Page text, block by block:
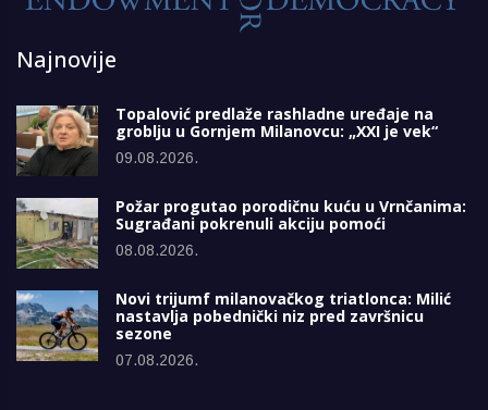
Najnovije
Topalović predlaže rashladne uređaje na
groblju u Gornjem Milanovcu: „XXI je vek“
09.08.2026.
Požar progutao porodičnu kuću u Vrnčanima:
Sugrađani pokrenuli akciju pomoći
08.08.2026.
Novi trijumf milanovačkog triatlonca: Milić
nastavlja pobednički niz pred završnicu
sezone
07.08.2026.